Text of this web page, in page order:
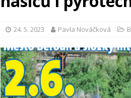
24. 5. 2023 Pavla Nováčková